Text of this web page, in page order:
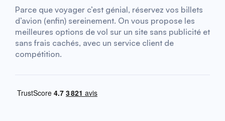
Parce que voyager c’est génial, réservez vos billets
d’avion (enfin) sereinement. On vous propose les
meilleures options de vol sur un site sans publicité et
sans frais cachés, avec un service client de
compétition.